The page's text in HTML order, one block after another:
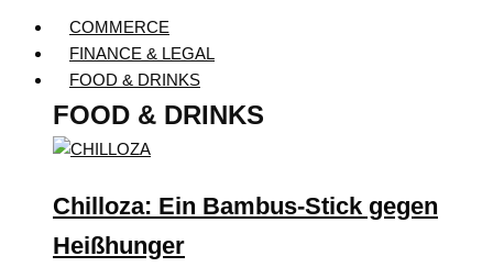
COMMERCE
FINANCE & LEGAL
FOOD & DRINKS
FOOD & DRINKS
Chilloza: Ein Bambus-Stick gegen
Heißhunger